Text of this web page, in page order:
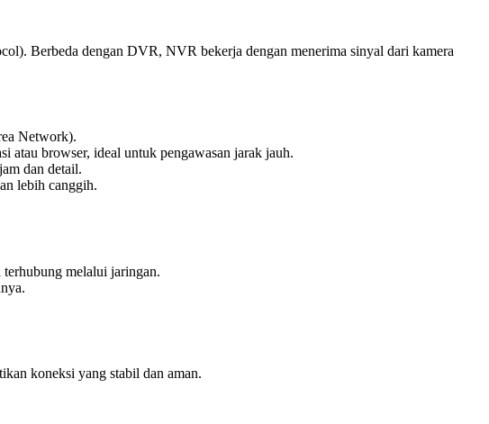
Berbeda dengan DVR, NVR bekerja dengan menerima sinyal dari kamera
Network).
atau browser, ideal untuk pengawasan jarak jauh.
dan detail.
lebih canggih.
melalui jaringan.
koneksi yang stabil dan aman.